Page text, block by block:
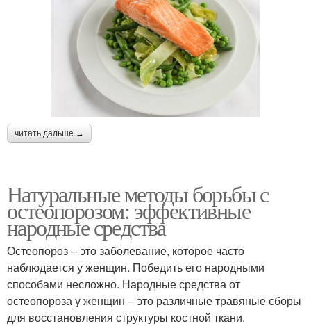
читать дальше →
Натуральные методы борьбы с
остеопорозом: эффективные
народные средства
Остеопороз – это заболевание, которое часто
наблюдается у женщин. Победить его народными
способами несложно. Народные средства от
остеопороза у женщин – это различные травяные сборы
для восстановления структуры костной ткани.